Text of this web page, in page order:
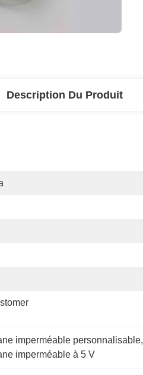
Description Du Produit
imperméable personnalisable,
imperméable à 5 V